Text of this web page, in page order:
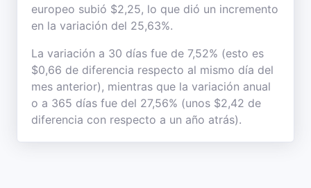
europeo subió $2,25, lo que dió un incremento
en la variación del 25,63%.
La variación a 30 días fue de 7,52% (esto es
$0,66 de diferencia respecto al mismo día del
mes anterior), mientras que la variación anual
o a 365 días fue del 27,56% (unos $2,42 de
diferencia con respecto a un año atrás).